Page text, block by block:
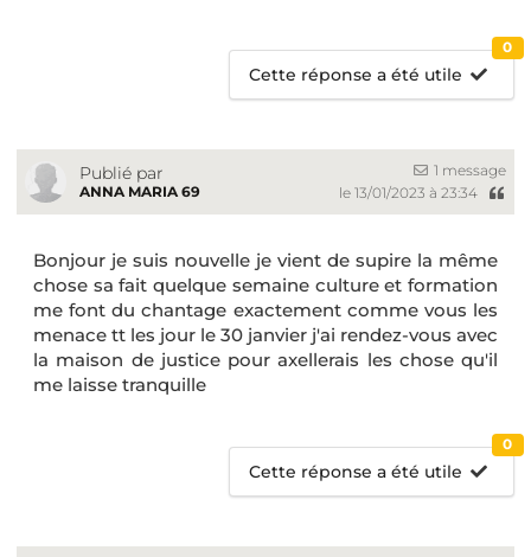
Cette réponse a été utile
0
Publié par
ANNA MARIA 69
1 message
le 13/01/2023 à 23:34
Bonjour je suis nouvelle je vient de supire la même
chose sa fait quelque semaine culture et formation
me font du chantage exactement comme vous les
menace tt les jour le 30 janvier j'ai rendez-vous avec
la maison de justice pour axellerais les chose qu'il
me laisse tranquille
Cette réponse a été utile
0